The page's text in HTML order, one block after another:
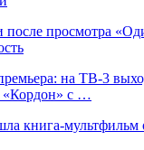
просмотра
на ТВ-3
«Кордон» с …
книга-мультфильм